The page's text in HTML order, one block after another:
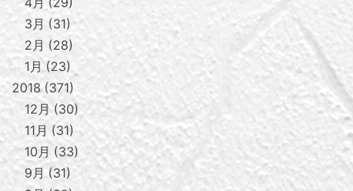
3月
31
2月
28
1月 23
2018 371
12月 30
11月
31
10月
33
9月 31